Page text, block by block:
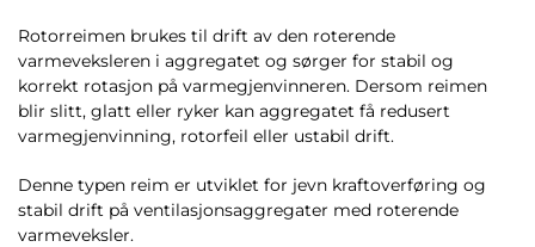
Rotorreimen brukes til drift av den roterende
varmeveksleren i aggregatet og sørger for stabil og
korrekt rotasjon på varmegjenvinneren. Dersom reimen
blir slitt, glatt eller ryker kan aggregatet få redusert
varmegjenvinning, rotorfeil eller ustabil drift.
Denne typen reim er utviklet for jevn kraftoverføring og
stabil drift på ventilasjonsaggregater med roterende
varmeveksler.